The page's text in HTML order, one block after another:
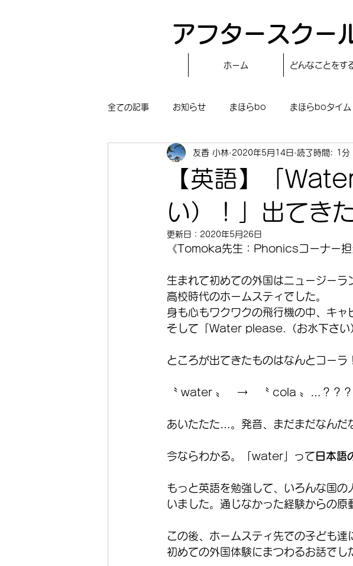
アフタースクー
ホーム どんなことをす
全ての記事 お知らせ まほらbo まほらboタイム
〝自分で作る〟もぐもぐタイム レシピ 24節気
まほらboの学習／仕事 まほらboのあそび ま
冒険まほらbo
【英語】「
い）！」出てき
友香 小林 2020年5月14日 読了時間: 1分
更新日： 2020年5月26日
《Tomoka先生：Phonicsコーナー担
生まれて初めての外国はニュージーラ
高校時代のホームスティでした。
身も心もワクワクの飛行機の中、キャ
そして「Water please.（お水下さい
ところが出てきたものはなんとコーラ！
〝 water 〟　→　〝 cola 〟…？？？
あいたたた…。発音、まだまだなんだ
今ならわかる。「water」って日本語
もっと英語を勉強して、いろんな国
いました。通じなかった経験からの原
この後、ホームスティ先での子ども達
初めての外国体験にまつわるお話でし